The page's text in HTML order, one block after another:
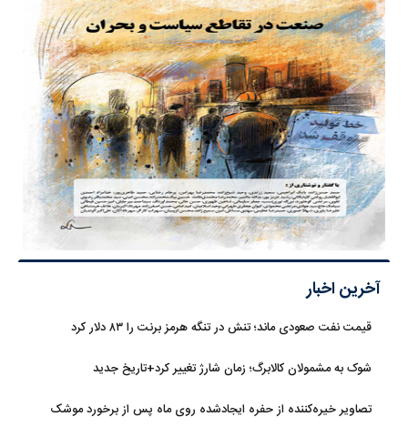
آخرین اخبار
قیمت نفت صعودی ماند؛ تنش در تنگه هرمز برنت را ۸۳ دلار کرد
شوک به مشمولان کالابرگ؛ زمان شارژ تغییر کرد+تاریخ جدید
تصاویر خیره‌کننده از حفره ایجادشده روی ماه پس از برخورد موشک